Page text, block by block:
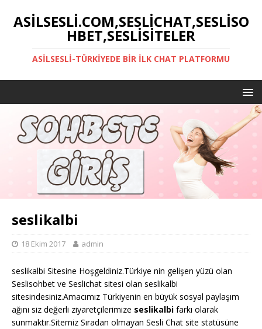
ASILSESLI.COM,SESLICHAT,SESLISO
HBET,SESLISITELER
ASILSESLI-TÜRKIYEDE BIR İLK CHAT PLATFORMU
seslikalbi
18 Ekim 2017 admin
seslikalbi Sitesine Hoşgeldiniz.Türkiye nin gelişen yüzü olan
Seslisohbet ve Seslichat sitesi olan seslikalbi
sitesindesiniz.Amacımız Türkiyenin en büyük sosyal paylaşım
ağını siz değerli ziyaretçilerimize seslikalbi farkı olarak
sunmaktır.Sitemiz Sıradan olmayan Sesli Chat site statüsüne